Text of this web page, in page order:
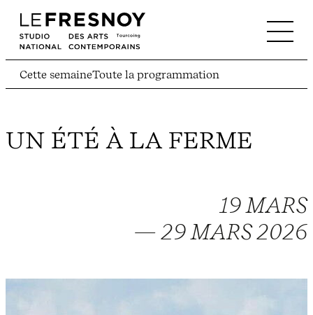
Cette semaineToute la programmation
UN ÉTÉ À LA FERME
19 MARS
— 29 MARS 2026